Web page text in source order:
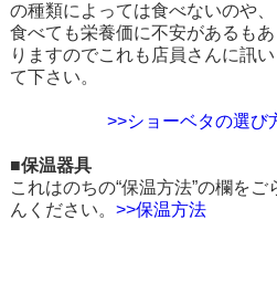
の種類によっては食べないのや、
食べても栄養価に不安があるもあ
りますのでこれも店員さんに訊い
て下さい。
>>ショーベタの選び
■保温器具
これはのちの“保温方法”の欄をご
んください。 >>保温方法